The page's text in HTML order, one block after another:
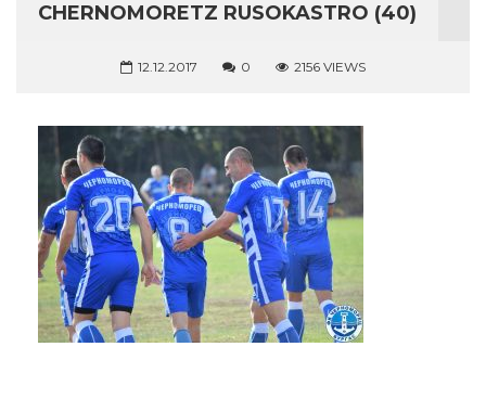
CHERNOMORETZ RUSOKASTRO (40)
12.12.2017 0 2156 VIEWS